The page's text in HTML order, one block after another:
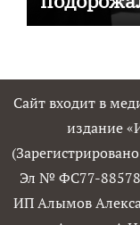
Сайт входит в
издание
Эл № ФС77-88578
ИП Алымов